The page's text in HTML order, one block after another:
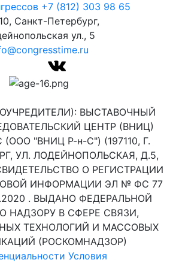
+7 (812) 303 98 65
Санкт-Петербург,
ул., 5
ВЫСТАВОЧНЫЙ
ЦЕНТР (ВНИЦ)
(ООО "ВНИЦ Р-н-С") (197110, Г.
УЛ. ЛОДЕЙНОПОЛЬСКАЯ, Д.5,
О РЕГИСТРАЦИИ
ИНФОРМАЦИИ ЭЛ № ФС 77
. ВЫДАНО ФЕДЕРАЛЬНОЙ
НАДЗОРУ В СФЕРЕ СВЯЗИ,
ТЕХНОЛОГИЙ И МАССОВЫХ
(РОСКОМНАДЗОР)
Условия